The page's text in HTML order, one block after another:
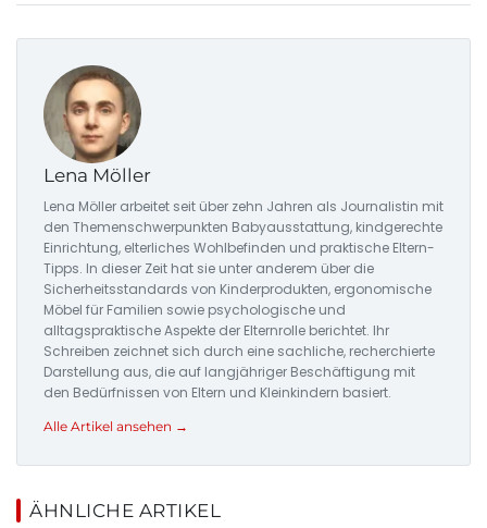
Lena Möller
Lena Möller arbeitet seit über zehn Jahren als Journalistin mit
den Themenschwerpunkten Babyausstattung, kindgerechte
Einrichtung, elterliches Wohlbefinden und praktische Eltern-
Tipps. In dieser Zeit hat sie unter anderem über die
Sicherheitsstandards von Kinderprodukten, ergonomische
Möbel für Familien sowie psychologische und
alltagspraktische Aspekte der Elternrolle berichtet. Ihr
Schreiben zeichnet sich durch eine sachliche, recherchierte
Darstellung aus, die auf langjähriger Beschäftigung mit
den Bedürfnissen von Eltern und Kleinkindern basiert.
Alle Artikel ansehen →
ÄHNLICHE ARTIKEL